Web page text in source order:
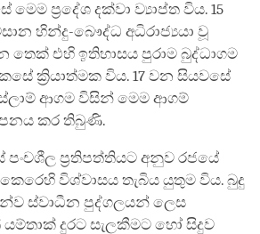
මෙම ප්‍රදේශ දක්වා ව්‍යාප්ත විය. 15
හින්දු-බෞද්ධ අධිරාජ්‍යයා වූ
තෙක් එහි ඉතිහාසය පුරාම බුද්ධාගම
ක්‍රියාත්මක විය. 17 වන සියවසේ
ආගම විසින් මෙම ආගම්
කර තිබුණි.
ප්‍රතිපත්තියට අනුව රජයේ
විශ්වාසය තැබිය යුතුම විය. බුදු
ස්වාධීන පුද්ගලයන් ලෙස
දුරට සැලකීමට හෝ සිදුව